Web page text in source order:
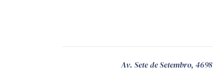
Av. Sete de Setembro, 4698